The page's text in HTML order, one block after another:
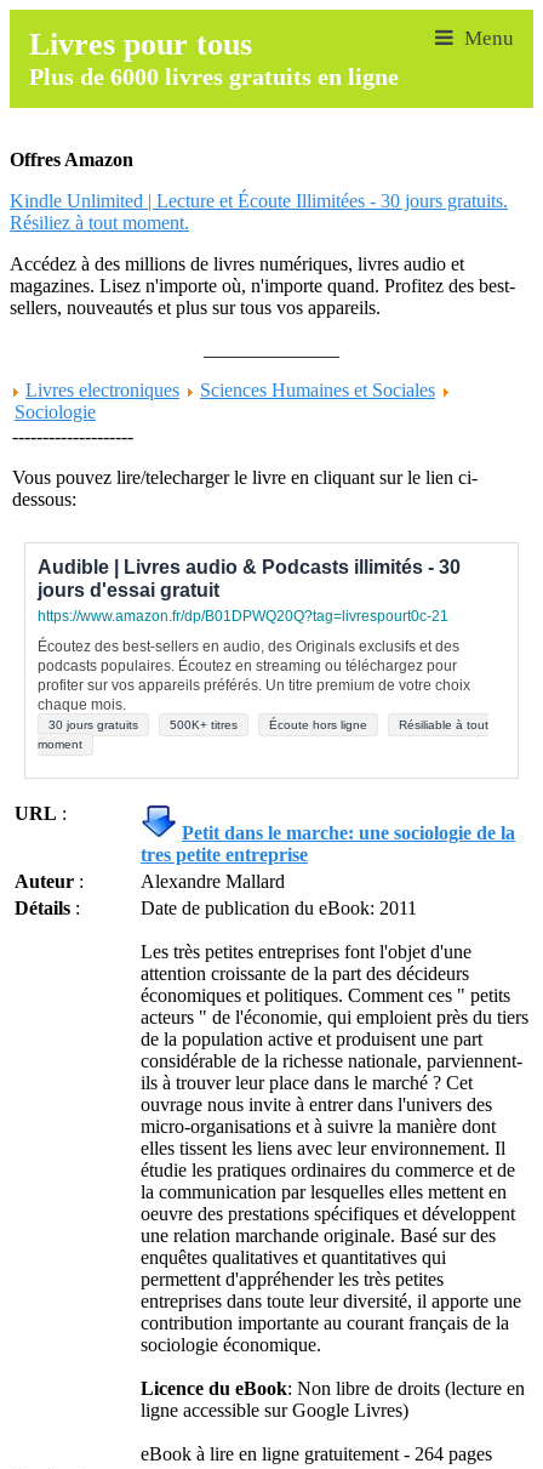
Livres pour tous
Plus de 6000 livres gratuits en ligne
Offres Amazon
Kindle Unlimited | Lecture et Écoute Illimitées - 30 jours gratuits.
Résiliez à tout moment.
Accédez à des millions de livres numériques, livres audio et
magazines. Lisez n'importe où, n'importe quand. Profitez des best-
sellers, nouveautés et plus sur tous vos appareils.
Livres electroniques
Sciences Humaines et Sociales
Sociologie
--------------------
Vous pouvez lire/telecharger le livre en cliquant sur le lien ci-
dessous:
Audible | Livres audio & Podcasts illimités - 30
jours d'essai gratuit
https://www.amazon.fr/dp/B01DPWQ20Q?tag=livrespourt0c-21
Écoutez des best-sellers en audio, des Originals exclusifs et des
podcasts populaires. Écoutez en streaming ou téléchargez pour
profiter sur vos appareils préférés. Un titre premium de votre choix
chaque mois.
30 jours gratuits 500K+ titres Écoute hors ligne
Résiliable à tout
moment
URL :
Petit dans le marche: une sociologie de la
tres petite entreprise
Auteur :
Alexandre Mallard
Détails : Date de publication du eBook: 2011
Les très petites entreprises font l'objet d'une
attention croissante de la part des décideurs
économiques et politiques. Comment ces " petits
acteurs " de l'économie, qui emploient près du tiers
de la population active et produisent une part
considérable de la richesse nationale, parviennent-
ils à trouver leur place dans le marché ? Cet
ouvrage nous invite à entrer dans l'univers des
micro-organisations et à suivre la manière dont
elles tissent les liens avec leur environnement. Il
étudie les pratiques ordinaires du commerce et de
la communication par lesquelles elles mettent en
oeuvre des prestations spécifiques et développent
une relation marchande originale. Basé sur des
enquêtes qualitatives et quantitatives qui
permettent d'appréhender les très petites
entreprises dans toute leur diversité, il apporte une
contribution importante au courant français de la
sociologie économique.
Licence du eBook: Non libre de droits (lecture en
ligne accessible sur Google Livres)
eBook à lire en ligne gratuitement - 264 pages